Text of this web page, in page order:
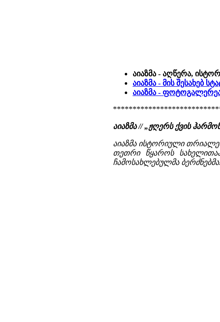
აიაზმა - აღწერა,
აიაზმა - მის შესახებ
აიაზმა -
აიაზმა // „ჟღერს ქვის
აიაზმა ისტორიული
თეთრი წყაროს
ჩამოსახლებულმა